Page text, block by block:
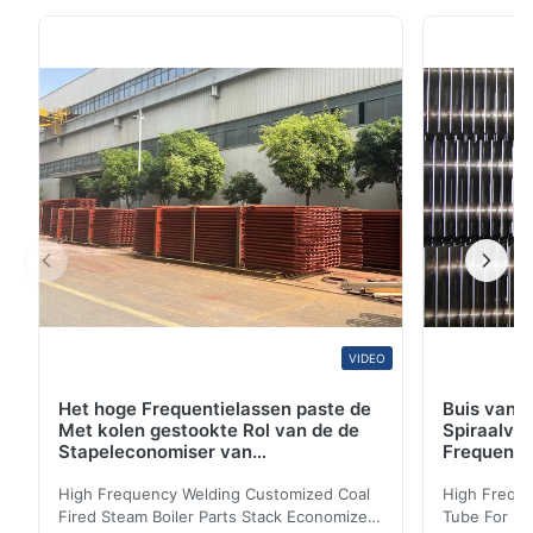
ASTM A249/A249M: Standaardspecificatie voor
Gelaste Austenitic Staalboiler, Oververhitter Hitte...
VIDEO
Het hoge Frequentielassen paste de
Met kolen gestookte Rol van de de
Stapeleconomiser van
High Frequency Welding Customized Coal
Fired Steam Boiler Parts Stack Economizer
Buis van
High
Tube For